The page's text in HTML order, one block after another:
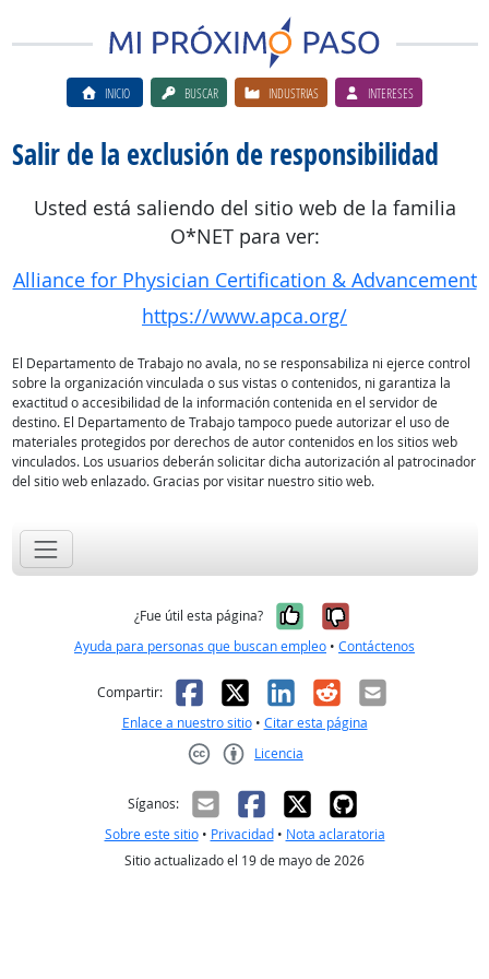
INICIO BUSCAR INDUSTRIAS INTERESES
Salir de la exclusión de responsibilidad
Usted está saliendo del sitio web de la familia
O*NET para ver:
Alliance for Physician Certification & Advancement
https://www.apca.org/
El Departamento de Trabajo no avala, no se responsabiliza ni ejerce control
sobre la organización vinculada o sus vistas o contenidos, ni garantiza la
exactitud o accesibilidad de la información contenida en el servidor de
destino. El Departamento de Trabajo tampoco puede autorizar el uso de
materiales protegidos por derechos de autor contenidos en los sitios web
vinculados. Los usuarios deberán solicitar dicha autorización al patrocinador
del sitio web enlazado. Gracias por visitar nuestro sitio web.
¿Fue útil esta página? Sí, fue útil
No, no fue
Ayuda para personas que buscan empleo • Contáctenos
Compartir: Facebook
X LinkedIn
RedditCorreo
Enlace a nuestro sitio• Citar esta página
Licencia
Síganos:
Sobre este sitio• Privacidad• Nota aclaratoria
Sitio actualizado el 19 de mayo de 2026